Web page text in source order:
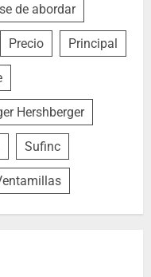
de abordar
Precio Principal
Hershberger
Sufinc